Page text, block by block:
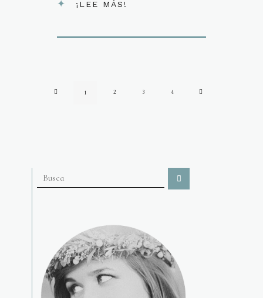
¡LEE MÁS!
1 2 3 4